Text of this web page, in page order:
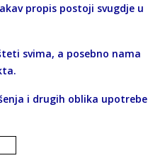
propis postoji svugdje u
svima, a posebno nama
i drugih oblika upotrebe